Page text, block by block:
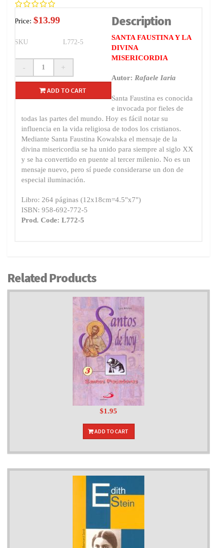
Price: $13.99
SKU L772-5
- +
ADD TO CART
Description
SANTA FAUSTINA Y LA
DIVINA
MISERICORDIA
Autor: Rafaele Iaria
Santa Faustina es conocida
e invocada por fieles de
todas las partes del mundo. Hoy es fácil notar su
influencia en la vida religiosa de todos los cristianos.
Mediante Santa Faustina Kowalska el mensaje de la
divina misericordia se ha unido para siempre al siglo XX
y se ha convertido en puente al tercer milenio. No es un
mensaje nuevo, pero sí puede considerarse un don de
especial iluminación.
Libro: 264 páginas (12x18cm=4.5"x7")
ISBN: 958-692-772-5
Prod. Code: L772-5
Related Products
$1.95
ADD TO CART